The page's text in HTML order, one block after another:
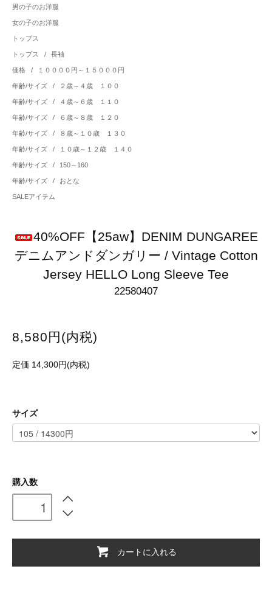
男の子のお洋服
女の子のお洋服
トップス
トップス / 長袖
価格 / １００００円～１５０００円
年齢/サイズ / ２歳～４歳 １００
年齢/サイズ / ４歳～６歳 １１０
年齢/サイズ / ６歳～８歳 １２０
年齢/サイズ / ８歳～１０歳 １３０
年齢/サイズ / １０歳～１２歳 １４０
年齢/サイズ / 150～160
年齢/サイズ / おとな
SALEアイテム
40%OFF【25aw】DENIM DUNGAREE
デニムアンドダンガリー / Vintage Cotton
Jersey HELLO Long Sleeve Tee
22580407
8,580円(内税)
定価 14,300円(内税)
サイズ
購入数
カートに入れる